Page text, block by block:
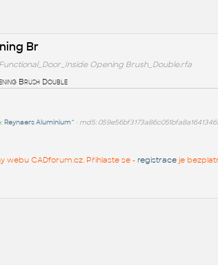
Br
Opening Brush_Double.rfa
Brush Double
Reynaers Aluminium^ • md5:
webu CADforum.cz. Přihlaste se - registraceje